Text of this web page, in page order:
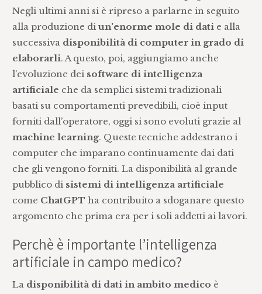
Negli ultimi anni si è ripreso a parlarne in seguito
alla produzione diun'enorme mole di dati e alla
successiva disponibilità di computer in grado di
elaborarli. A questo, poi, aggiungiamo anche
l’evoluzione dei software di intelligenza
artificiale che da semplici sistemi tradizionali
basati su comportamenti prevedibili, cioè input
forniti dall’operatore, oggi si sono evoluti grazie al
machine learning. Queste tecniche addestrano i
computer che imparano continuamente dai dati
che gli vengono forniti. La disponibilità al grande
pubblico di sistemi di intelligenza artificiale
come ChatGPT ha contribuito a sdoganare questo
argomento che prima era per i soli addetti ai lavori.
Perchè è importante l’intelligenza
artificiale in campo medico?
La disponibilità di dati in ambito medico è